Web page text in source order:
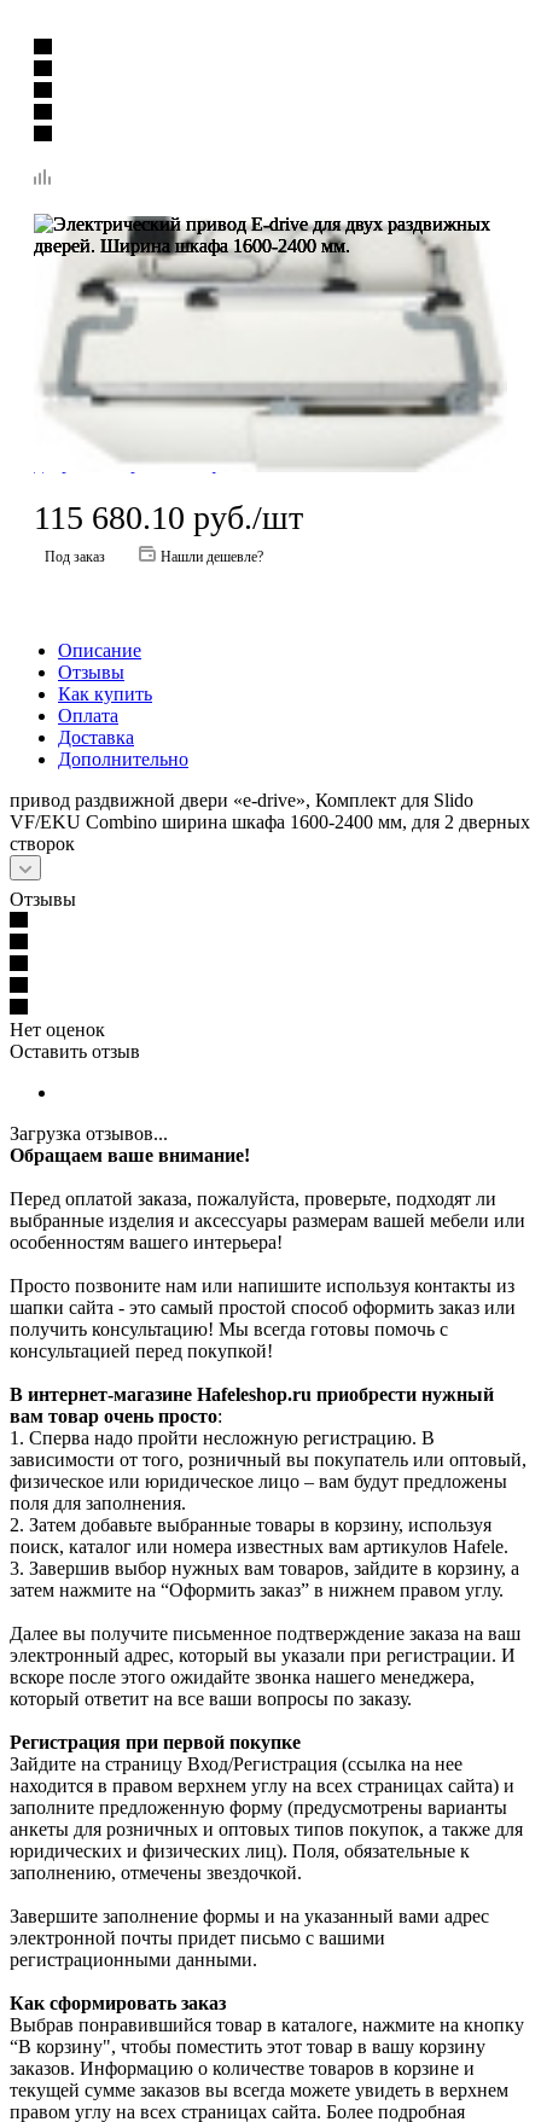
115 680.10 руб./шт
Под заказ Нашли дешевле?
Описание
Отзывы
Как купить
Оплата
Доставка
Дополнительно
привод раздвижной двери «e-drive», Комплект для Slido
VF/EKU Combino ширина шкафа 1600-2400 мм, для 2 дверных
створок
Отзывы
Нет оценок
Оставить отзыв
Загрузка отзывов...
Обращаем ваше внимание!
Перед оплатой заказа, пожалуйста, проверьте, подходят ли
выбранные изделия и аксессуары размерам вашей мебели или
особенностям вашего интерьера!
Просто позвоните нам или напишите используя контакты из
шапки сайта - это самый простой способ оформить заказ или
получить консультацию! Мы всегда готовы помочь с
консультацией перед покупкой!
В интернет-магазине Hafeleshop.ru приобрести нужный
вам товар очень просто:
1. Сперва надо пройти несложную регистрацию. В
зависимости от того, розничный вы покупатель или оптовый,
физическое или юридическое лицо – вам будут предложены
поля для заполнения.
2. Затем добавьте выбранные товары в корзину, используя
поиск, каталог или номера известных вам артикулов Hafele.
3. Завершив выбор нужных вам товаров, зайдите в корзину, а
затем нажмите на “Оформить заказ” в нижнем правом углу.
Далее вы получите письменное подтверждение заказа на ваш
электронный адрес, который вы указали при регистрации. И
вскоре после этого ожидайте звонка нашего менеджера,
который ответит на все ваши вопросы по заказу.
Регистрация при первой покупке
Зайдите на страницу Вход/Регистрация (ссылка на нее
находится в правом верхнем углу на всех страницах сайта) и
заполните предложенную форму (предусмотрены варианты
анкеты для розничных и оптовых типов покупок, а также для
юридических и физических лиц). Поля, обязательные к
заполнению, отмечены звездочкой.
Завершите заполнение формы и на указанный вами адрес
электронной почты придет письмо с вашими
регистрационными данными.
Как сформировать заказ
Выбрав понравившийся товар в каталоге, нажмите на кнопку
“В корзину", чтобы поместить этот товар в вашу корзину
заказов. Информацию о количестве товаров в корзине и
текущей сумме заказов вы всегда можете увидеть в верхнем
правом углу на всех страницах сайта. Более подробная